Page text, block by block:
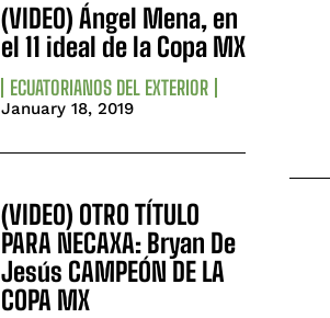
(VIDEO) Ángel Mena, en
el 11 ideal de la Copa MX
ECUATORIANOS DEL EXTERIOR
January 18, 2019
(VIDEO) OTRO TÍTULO
PARA NECAXA: Bryan De
Jesús CAMPEÓN DE LA
COPA MX